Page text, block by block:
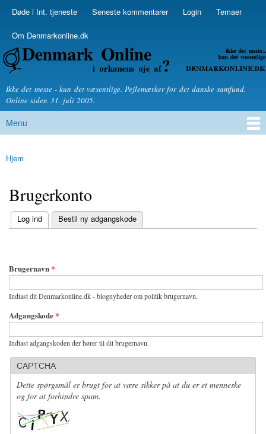
Skip to
Secondary menu
Døde i Int. tjeneste Seneste kommentarer Login Temaer
Om Denmarkonline.dk
Denmarkonline.dk - blognyheder om politik
Ikke det meste - kun det væsentlige. Pejlemærker for det danske samfund.
Online siden 31. juli 2005.
Main menu
Menu
You are here
Hjem
Brugerkonto
Primary tabs
Log ind
(active tab) Bestil ny adgangskode
Brugernavn*
Indtast dit Denmarkonline.dk - blognyheder om politik brugernavn.
Adgangskode*
Indtast adgangskoden der hører til dit brugernavn.
CAPTCHA
Dette spørgsmål er brugt for at være sikker på at du er et menneske
og for at forhindre spam.